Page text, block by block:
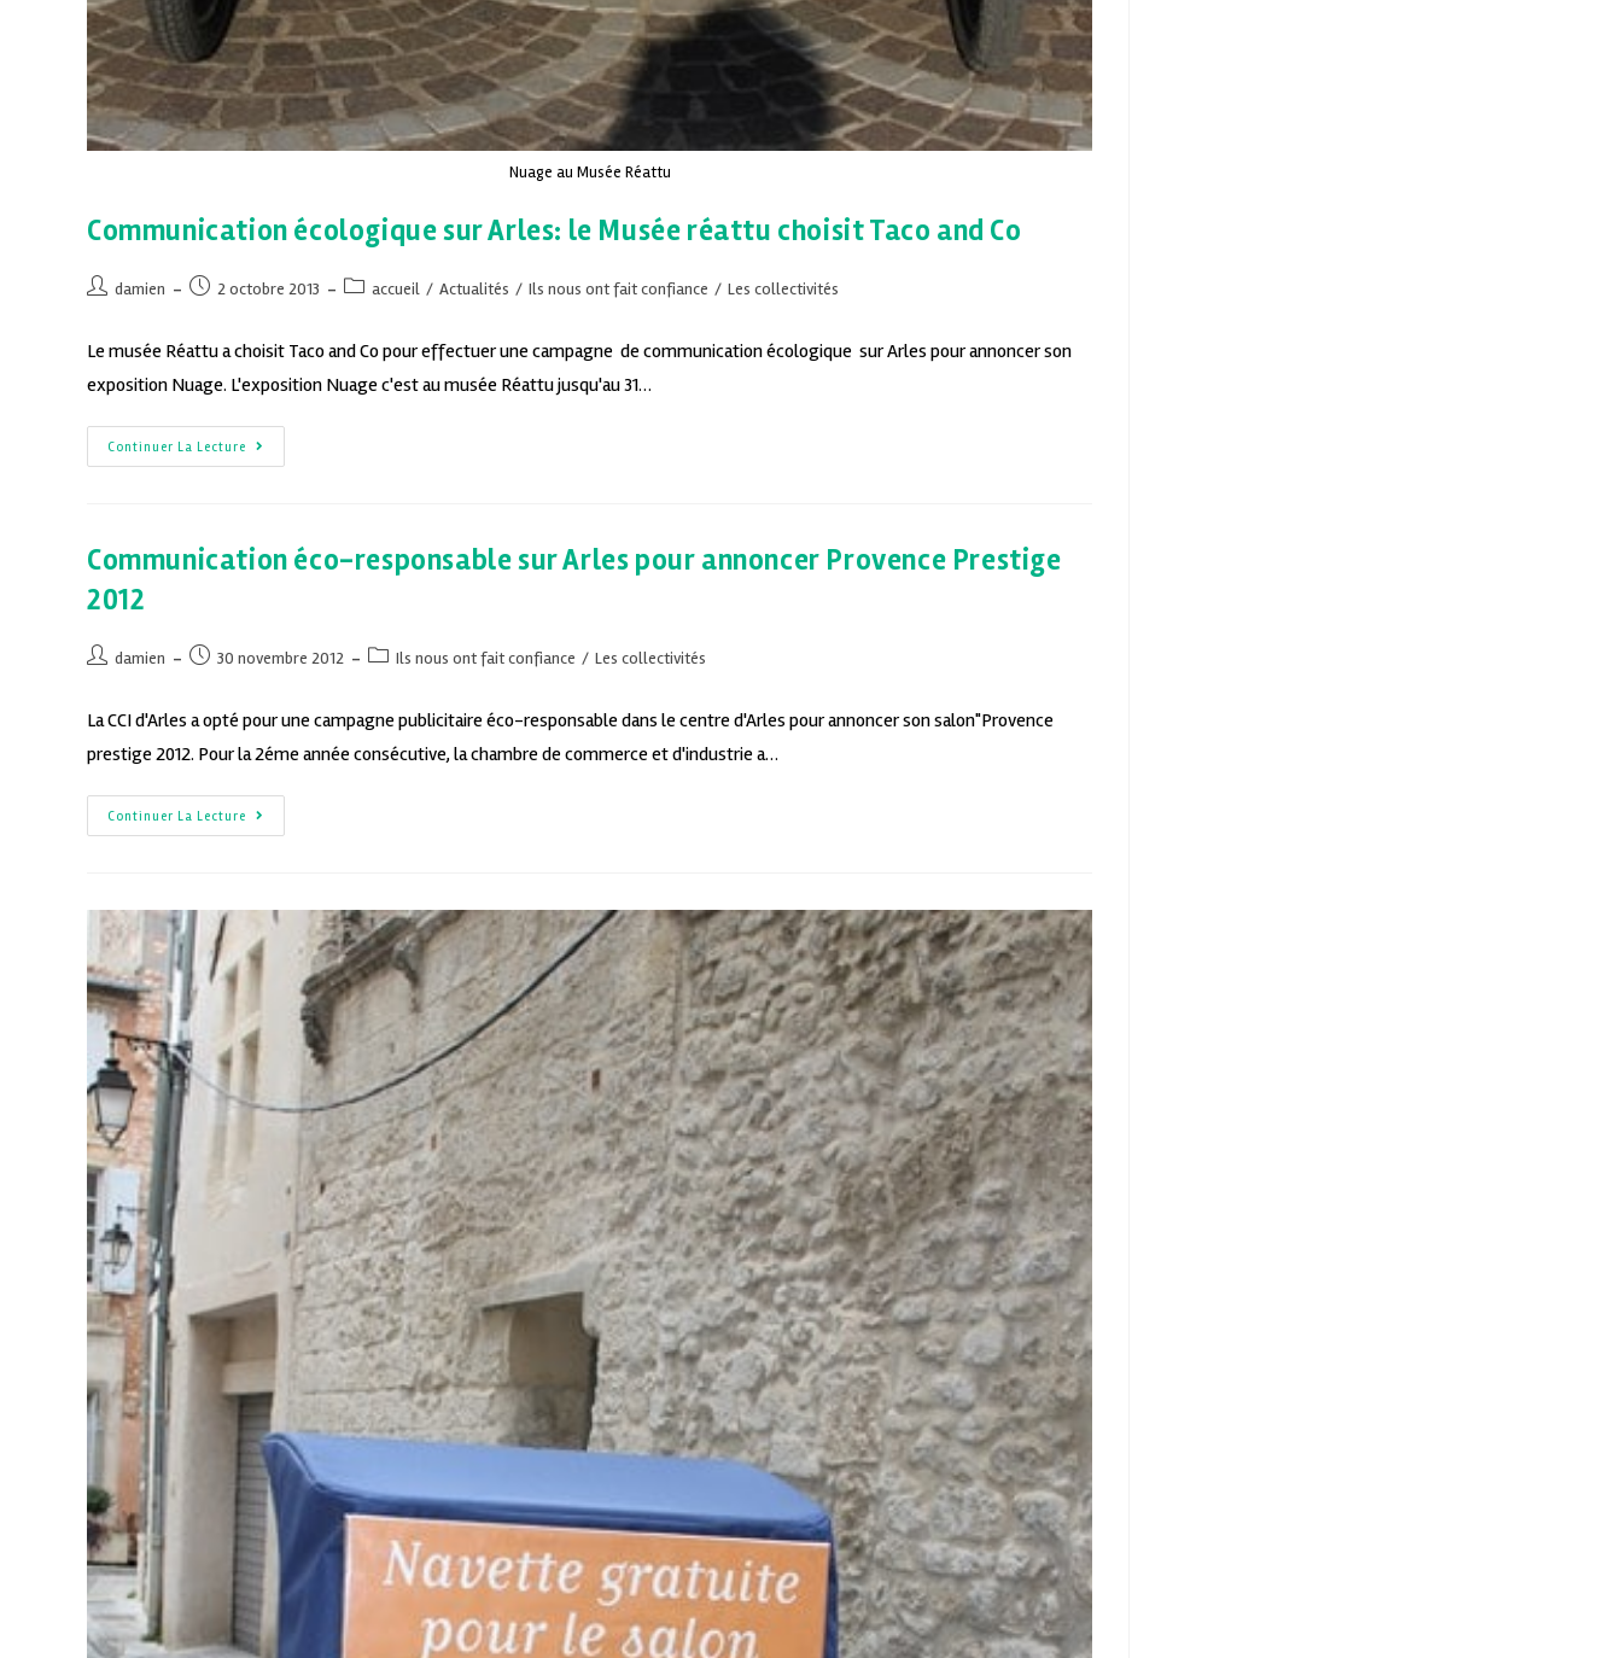
Nuage au Musée Réattu
Communication écologique sur Arles: le Musée réattu choisit Taco and Co
damien 2 octobre 2013 accueil / Actualités / Ils nous ont fait confiance / Les collectivités
Le musée Réattu a choisit Taco and Co pour effectuer une campagne de communication écologique sur Arles pour annoncer son
exposition Nuage. L'exposition Nuage c'est au musée Réattu jusqu'au 31…
Continuer La Lecture
Communication éco-responsable sur Arles pour annoncer Provence Prestige
2012
damien 30 novembre 2012 Ils nous ont fait confiance / Les collectivités
La CCI d'Arles a opté pour une campagne publicitaire éco-responsable dans le centre d'Arles pour annoncer son salon"Provence
prestige 2012. Pour la 2éme année consécutive, la chambre de commerce et d'industrie a…
Continuer La Lecture